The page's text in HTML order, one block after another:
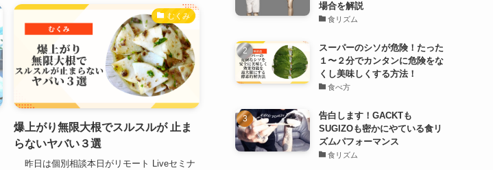
むくみ
爆上がり無限大根でスルスルが 止ま
らないヤバい３選
昨日は個別相談本日がリモート Liveセミナ
場合を解説
食リズム
スーパーのシソが危険！たった
１〜２分でカンタンに危険をな
くし美味しくする方法！
食べ方
告白します！GACKTも
SUGIZOも密かにやている食リ
ズムパフォーマンス
食リズム